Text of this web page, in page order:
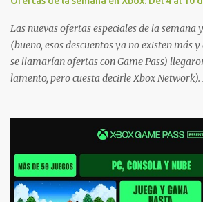
Las nuevas ofertas especiales de la semana
(bueno, esos descuentos ya no existen más
se llamarían ofertas con Game Pass)
lamento, pero cuesta decirle Xbox Network).
jugarlos y mantener un progreso
Xbox, y tenemos un listado de juegos
necesitas una mano con las compras?
o en vídeo para que se quiten todas las
hacer compras en Xbox . Podes consultar